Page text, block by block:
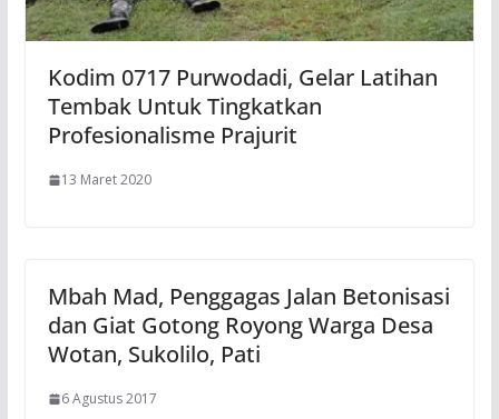
Kodim 0717 Purwodadi, Gelar Latihan
Tembak Untuk Tingkatkan
Profesionalisme Prajurit
13 Maret 2020
Mbah Mad, Penggagas Jalan Betonisasi
dan Giat Gotong Royong Warga Desa
Wotan, Sukolilo, Pati
6 Agustus 2017